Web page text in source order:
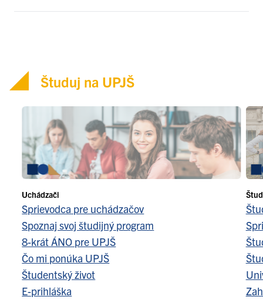
Študuj na UPJŠ
Uchádzači
Sprievodca pre uchádzačov
Spoznaj svoj študijný program
8-krát ÁNO pre UPJŠ
Čo mi ponúka UPJŠ
Študentský život
E-prihláška